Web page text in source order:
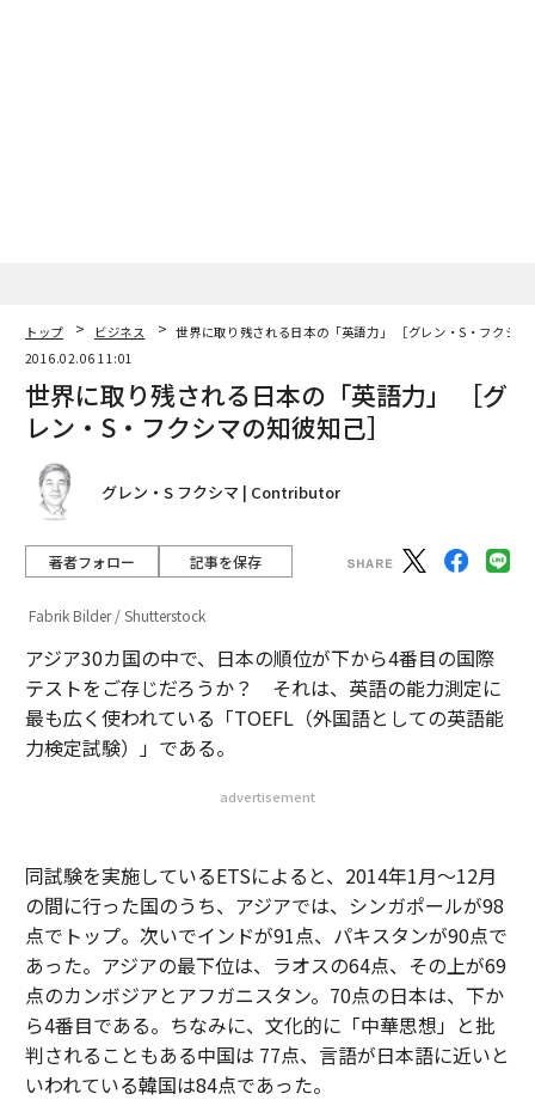
トップ ビジネス
世界に取り残される日本の「英語力」 ［グレン・S・フクシマ
2016.02.06 11:01
世界に取り残される日本の「英語力」 ［グ
レン・S・フクシマの知彼知己］
グレン・S フクシマ | Contributor
著者フォロー 記事を保存
Fabrik Bilder / Shutterstock
アジア30カ国の中で、日本の順位が下から4番目の国際
テストをご存じだろうか？ それは、英語の能力測定に
最も広く使われている「TOEFL（外国語としての英語能
力検定試験）」である。
advertisement
同試験を実施しているETSによると、2014年1月〜12月
の間に行った国のうち、アジアでは、シンガポールが98
点でトップ。次いでインドが91点、パキスタンが90点で
あった。アジアの最下位は、ラオスの64点、その上が69
点のカンボジアとアフガニスタン。70点の日本は、下か
ら4番目である。ちなみに、文化的に「中華思想」と批
判されることもある中国は 77点、言語が日本語に近いと
いわれている韓国は84点であった。